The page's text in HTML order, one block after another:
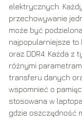
elektrycznych.
przechowywanie
może być
najpopularniejsze to
oraz DDR4. Każda
różnymi
transferu danych
wspomnieć o
stosowana w
gdzie oszczędność